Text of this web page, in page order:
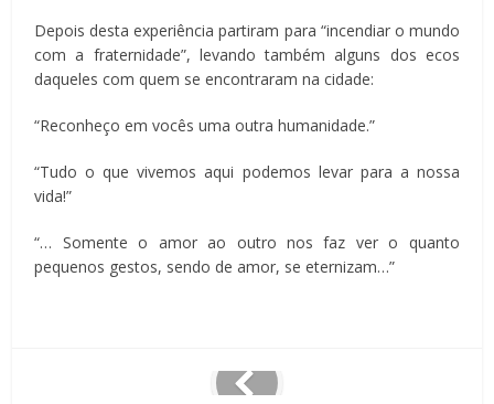
Depois desta experiência partiram para “incendiar o mundo
com a fraternidade”, levando também alguns dos ecos
daqueles com quem se encontraram na cidade:
“Reconheço em vocês uma outra humanidade.”
“Tudo o que vivemos aqui podemos levar para a nossa
vida!”
“… Somente o amor ao outro nos faz ver o quanto
pequenos gestos, sendo de amor, se eternizam…”